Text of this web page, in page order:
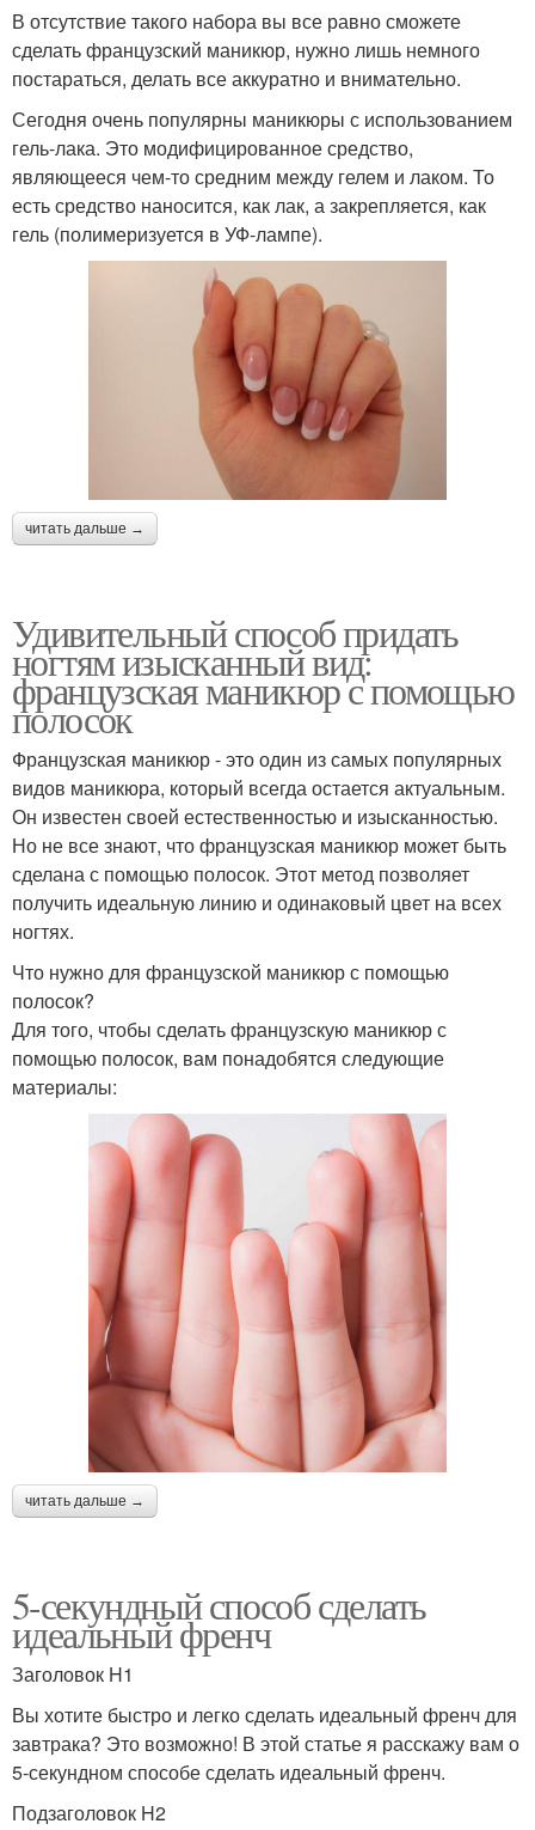
В отсутствие такого набора вы все равно сможете
сделать французский маникюр, нужно лишь немного
постараться, делать все аккуратно и внимательно.
Сегодня очень популярны маникюры с использованием
гель-лака. Это модифицированное средство,
являющееся чем-то средним между гелем и лаком. То
есть средство наносится, как лак, а закрепляется, как
гель (полимеризуется в УФ-лампе).
читать дальше →
Удивительный способ придать
ногтям изысканный вид:
французская маникюр с помощью
полосок
Французская маникюр - это один из самых популярных
видов маникюра, который всегда остается актуальным.
Он известен своей естественностью и изысканностью.
Но не все знают, что французская маникюр может быть
сделана с помощью полосок. Этот метод позволяет
получить идеальную линию и одинаковый цвет на всех
ногтях.
Что нужно для французской маникюр с помощью
полосок?
Для того, чтобы сделать французскую маникюр с
помощью полосок, вам понадобятся следующие
материалы:
читать дальше →
5-секундный способ сделать
идеальный френч
Заголовок H1
Вы хотите быстро и легко сделать идеальный френч для
завтрака? Это возможно! В этой статье я расскажу вам о
5-секундном способе сделать идеальный френч.
Подзаголовок H2